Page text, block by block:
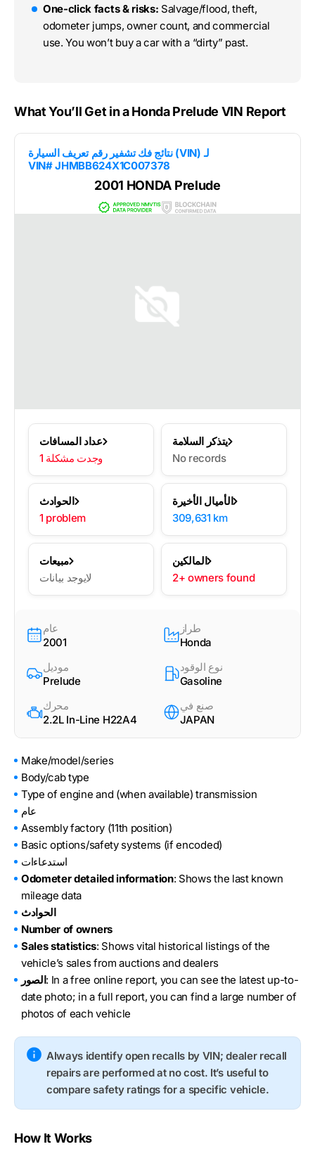
One-click facts & risks: Salvage/flood, theft,
odometer jumps, owner count, and commercial
use. You won’t buy a car with a “dirty” past.
What You’ll Get in a Honda Prelude VIN Report
نتائج فك تشفير رقم تعريف السيارة (VIN) لـ
VIN# JHMBB624X1C007378
2001 HONDA Prelude
عداد المسافات
1 وجدت مشكلة
يتذكر السلامة
No records
الحوادث
1 problem
الأميال الأخيرة
309,631 km
مبيعات
لايوجد بيانات
المالكين
2+ owners found
عام
2001
طراز
Honda
موديل
Prelude
نوع الوقود
Gasoline
محرك
2.2L In-Line H22A4
صنع في
JAPAN
Make/model/series
Body/cab type
Type of engine and (when available) transmission
عام
Assembly factory (11th position)
Basic options/safety systems (if encoded)
استدعاءات
Odometer detailed information: Shows the last known
mileage data
الحوادث
Number of owners
Sales statistics: Shows vital historical listings of the
vehicle’s sales from auctions and dealers
الصور: In a free online report, you can see the latest up-to-
date photo; in a full report, you can find a large number of
photos of each vehicle
Always identify open recalls by VIN; dealer recall
repairs are performed at no cost. It’s useful to
compare safety ratings for a specific vehicle.
How It Works